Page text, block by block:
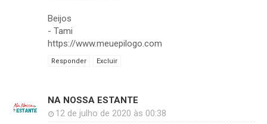
Beijos
- Tami
https://www.meuepilogo.com
Responder Excluir
NA NOSSA ESTANTE
12 de julho de 2020 às 00:38